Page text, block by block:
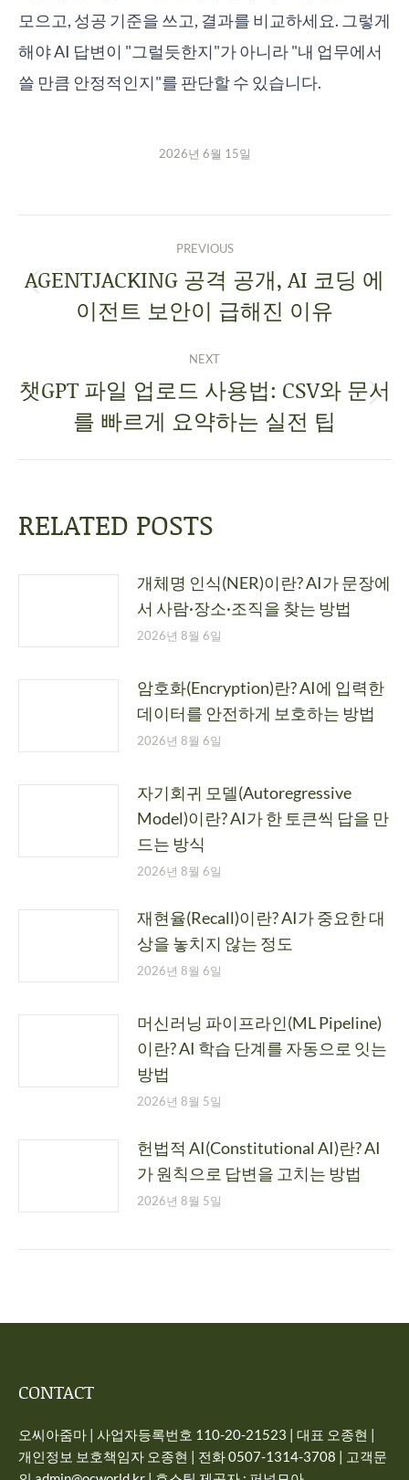
모으고, 성공 기준을 쓰고, 결과를 비교하세요. 그렇게
해야 AI 답변이 "그럴듯한지"가 아니라 "내 업무에서
쓸 만큼 안정적인지"를 판단할 수 있습니다.
2026년 6월 15일
PREVIOUS
AGENTJACKING 공격 공개, AI 코딩 에
이전트 보안이 급해진 이유
NEXT
챗GPT 파일 업로드 사용법: CSV와 문서
를 빠르게 요약하는 실전 팁
RELATED POSTS
개체명 인식(NER)이란? AI가 문장에
서 사람·장소·조직을 찾는 방법
2026년 8월 6일
암호화(Encryption)란? AI에 입력한
데이터를 안전하게 보호하는 방법
2026년 8월 6일
자기회귀 모델(Autoregressive
Model)이란? AI가 한 토큰씩 답을 만
드는 방식
2026년 8월 6일
재현율(Recall)이란? AI가 중요한 대
상을 놓치지 않는 정도
2026년 8월 6일
머신러닝 파이프라인(ML Pipeline)
이란? AI 학습 단계를 자동으로 잇는
방법
2026년 8월 5일
헌법적 AI(Constitutional AI)란? AI
가 원칙으로 답변을 고치는 방법
2026년 8월 5일
CONTACT
오씨아줌마 | 사업자등록번호 110-20-21523 | 대표 오종현 |
개인정보 보호책임자 오종현 | 전화 0507-1314-3708 | 고객문